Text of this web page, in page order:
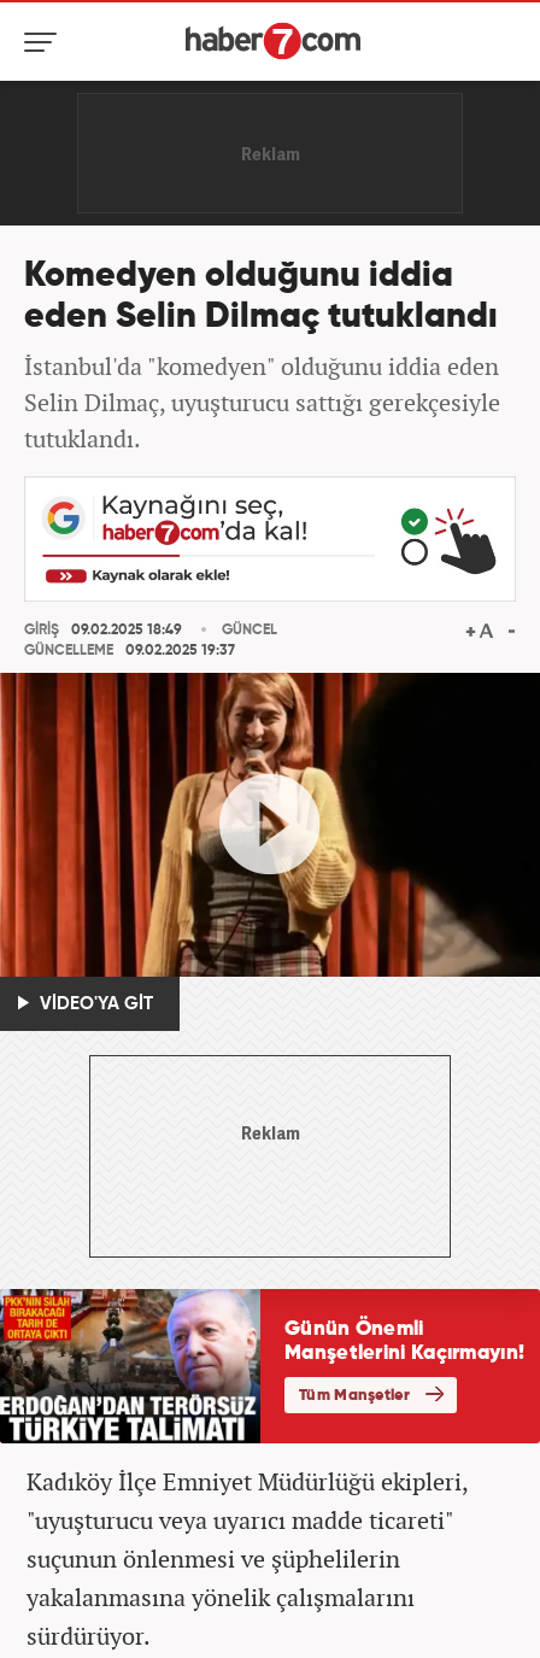
Komedyen olduğunu iddia
eden Selin Dilmaç tutuklandı
İstanbul'da "komedyen" olduğunu iddia eden
Selin Dilmaç, uyuşturucu sattığı gerekçesiyle
tutuklandı.
GİRİŞ
09.02.2025 18:49
GÜNCELLEME
09.02.2025 19:37
GÜNCEL
VİDEO'YA GİT
Kadıköy İlçe Emniyet Müdürlüğü ekipleri,
"uyuşturucu veya uyarıcı madde ticareti"
suçunun önlenmesi ve şüphelilerin
yakalanmasına yönelik çalışmalarını
sürdürüyor.